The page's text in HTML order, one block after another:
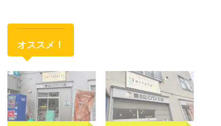
オススメ！